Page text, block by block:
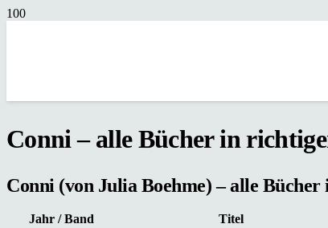
Conni – alle Bücher in
Conni (von Julia Boehme) – alle
Jahr / Band Titel